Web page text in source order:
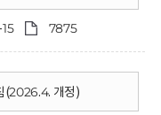
7875
(2026.4. 개정)